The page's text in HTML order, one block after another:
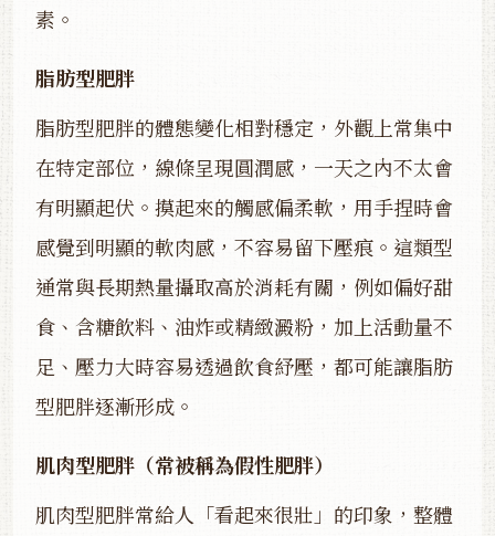
素。
脂肪型肥胖
脂肪型肥胖的體態變化相對穩定，外觀上常集中
在特定部位，線條呈現圓潤感，一天之內不太會
有明顯起伏。摸起來的觸感偏柔軟，用手捏時會
感覺到明顯的軟肉感，不容易留下壓痕。這類型
通常與長期熱量攝取高於消耗有關，例如偏好甜
食、含糖飲料、油炸或精緻澱粉，加上活動量不
足、壓力大時容易透過飲食紓壓，都可能讓脂肪
型肥胖逐漸形成。
肌肉型肥胖（常被稱為假性肥胖）
肌肉型肥胖常給人「看起來很壯」的印象，整體